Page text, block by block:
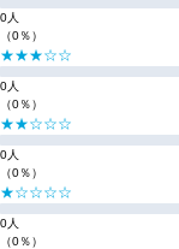
0人
（0％）
★★★☆☆
0人
（0％）
★★☆☆☆
0人
（0％）
★☆☆☆☆
0人
（0％）